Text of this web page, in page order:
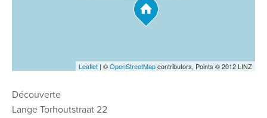
Leaflet | ©OpenStreetMapcontributors, Points © 2012 LINZ
Découverte
Lange Torhoutstraat 22